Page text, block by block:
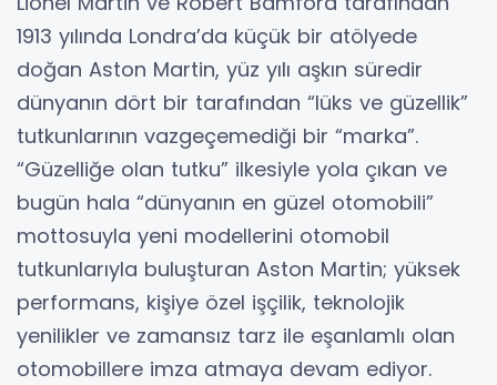
1913 yılında Londra’da küçük bir atölyede
doğan Aston Martin, yüz yılı aşkın süredir
dünyanın dört bir tarafından “lüks ve güzellik”
tutkunlarının vazgeçemediği bir “marka”.
“Güzelliğe olan tutku” ilkesiyle yola çıkan ve
bugün hala “dünyanın en güzel otomobili”
mottosuyla yeni modellerini otomobil
tutkunlarıyla buluşturan Aston Martin; yüksek
performans, kişiye özel işçilik, teknolojik
yenilikler ve zamansız tarz ile eşanlamlı olan
otomobillere imza atmaya devam ediyor.